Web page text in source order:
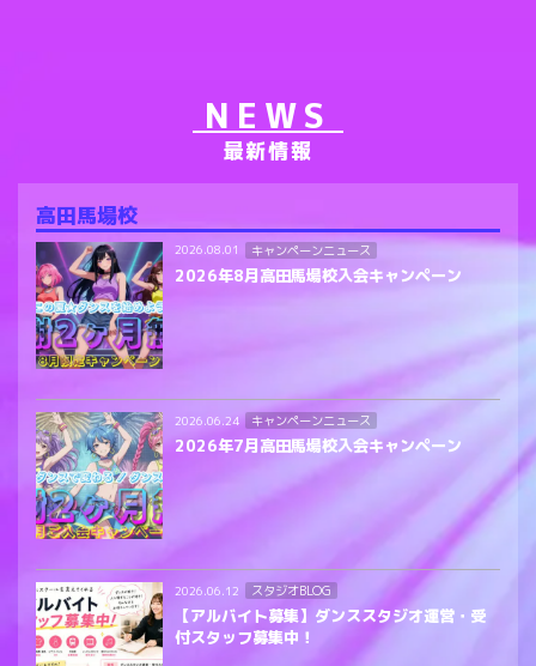
NEWS
最新情報
高田馬場校
2026.08.01 キャンペーンニュース
2026年8月高田馬場校入会キャンペーン
2026.06.24 キャンペーンニュース
2026年7月高田馬場校入会キャンペーン
2026.06.12 スタジオBLOG
【アルバイト募集】ダンススタジオ運営・受
付スタッフ募集中！